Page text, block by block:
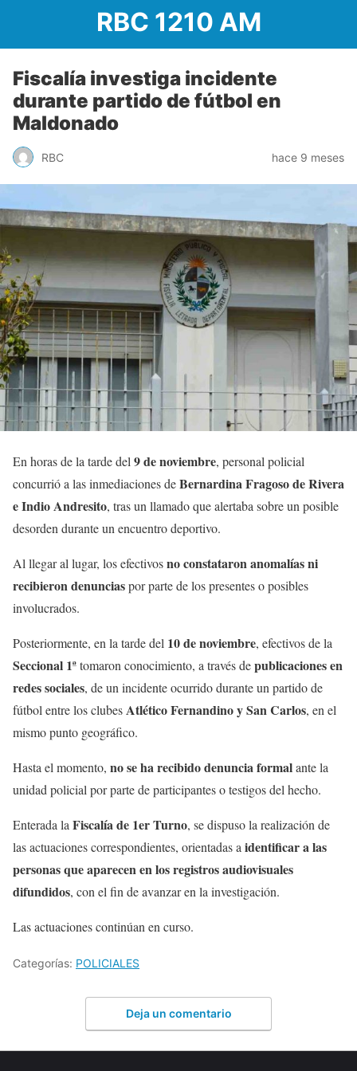
RBC 1210 AM
Fiscalía investiga incidente
durante partido de fútbol en
Maldonado
RBC hace 9 meses
En horas de la tarde del 9 de noviembre, personal policial
concurrió a las inmediaciones deBernardina Fragoso de Rivera
e Indio Andresito, tras un llamado que alertaba sobre un posible
desorden durante un encuentro deportivo.
Al llegar al lugar, los efectivosno constataron anomalías ni
recibieron denunciaspor parte de los presentes o posibles
involucrados.
Posteriormente, en la tarde del 10 de noviembre, efectivos de la
Seccional 1ªtomaron conocimiento, a través depublicaciones en
redes sociales, de un incidente ocurrido durante un partido de
fútbol entre los clubesAtlético Fernandino y San Carlos, en el
mismo punto geográfico.
Hasta el momento, no se ha recibido denuncia formalante la
unidad policial por parte de participantes o testigos del hecho.
Enterada la Fiscalía de 1er Turno, se dispuso la realización de
las actuaciones correspondientes, orientadas a identificar a las
personas que aparecen en los registros audiovisuales
difundidos, con el fin de avanzar en la investigación.
Las actuaciones continúan en curso.
Categorías: POLICIALES
Deja un comentario